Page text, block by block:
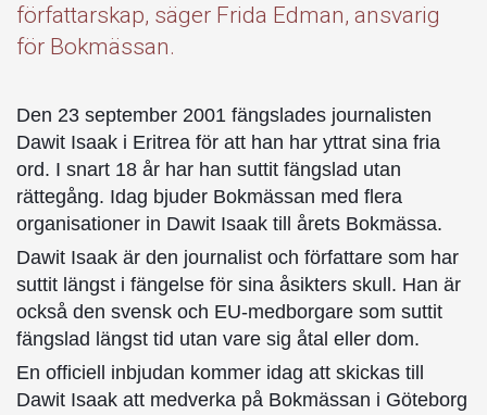
författarskap, säger Frida Edman, ansvarig
för Bokmässan.
Den 23 september 2001 fängslades journalisten
Dawit Isaak i Eritrea för att han har yttrat sina fria
ord. I snart 18 år har han suttit fängslad utan
rättegång. Idag bjuder Bokmässan med flera
organisationer in Dawit Isaak till årets Bokmässa.
Dawit Isaak är den journalist och författare som har
suttit längst i fängelse för sina åsikters skull. Han är
också den svensk och EU-medborgare som suttit
fängslad längst tid utan vare sig åtal eller dom.
En officiell inbjudan kommer idag att skickas till
Dawit Isaak att medverka på Bokmässan i Göteborg